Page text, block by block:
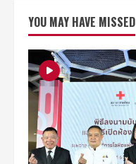
YOU MAY HAVE MISSED